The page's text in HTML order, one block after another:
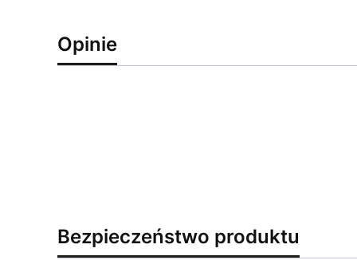
Opinie
Bezpieczeństwo produktu